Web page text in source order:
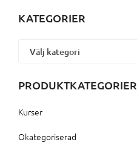
KATEGORIER
Kategorier
PRODUKTKATEGORIER
Kurser
Okategoriserad